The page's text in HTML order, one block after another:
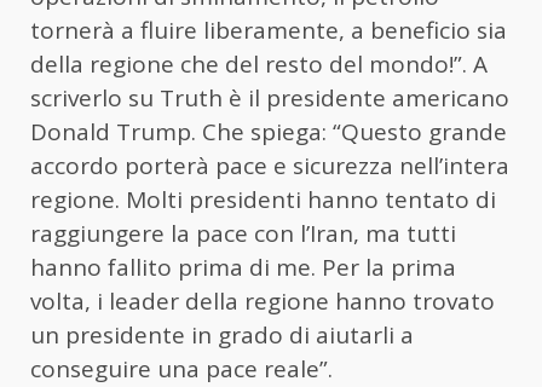
tornerà a fluire liberamente, a beneficio sia
della regione che del resto del mondo!”. A
scriverlo su Truth è il presidente americano
Donald Trump. Che spiega: “Questo grande
accordo porterà pace e sicurezza nell’intera
regione. Molti presidenti hanno tentato di
raggiungere la pace con l’Iran, ma tutti
hanno fallito prima di me. Per la prima
volta, i leader della regione hanno trovato
un presidente in grado di aiutarli a
conseguire una pace reale”.